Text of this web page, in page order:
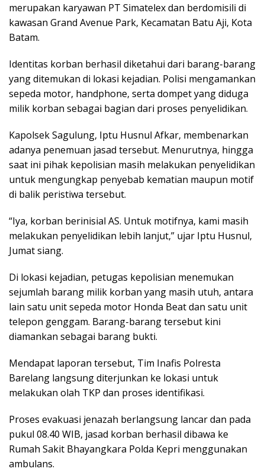
merupakan karyawan PT Simatelex dan berdomisili di
kawasan Grand Avenue Park, Kecamatan Batu Aji, Kota
Batam.
Identitas korban berhasil diketahui dari barang-barang
yang ditemukan di lokasi kejadian. Polisi mengamankan
sepeda motor, handphone, serta dompet yang diduga
milik korban sebagai bagian dari proses penyelidikan.
Kapolsek Sagulung, Iptu Husnul Afkar, membenarkan
adanya penemuan jasad tersebut. Menurutnya, hingga
saat ini pihak kepolisian masih melakukan penyelidikan
untuk mengungkap penyebab kematian maupun motif
di balik peristiwa tersebut.
“Iya, korban berinisial AS. Untuk motifnya, kami masih
melakukan penyelidikan lebih lanjut,” ujar Iptu Husnul,
Jumat siang.
Di lokasi kejadian, petugas kepolisian menemukan
sejumlah barang milik korban yang masih utuh, antara
lain satu unit sepeda motor Honda Beat dan satu unit
telepon genggam. Barang-barang tersebut kini
diamankan sebagai barang bukti.
Mendapat laporan tersebut, Tim Inafis Polresta
Barelang langsung diterjunkan ke lokasi untuk
melakukan olah TKP dan proses identifikasi.
Proses evakuasi jenazah berlangsung lancar dan pada
pukul 08.40 WIB, jasad korban berhasil dibawa ke
Rumah Sakit Bhayangkara Polda Kepri menggunakan
ambulans.